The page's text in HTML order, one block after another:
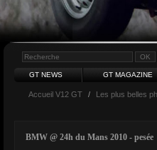
GT NEWS GT MAGAZINE
Accueil V12 GT / Les plus belles
BMW @ 24h du Mans 2010 - pesée